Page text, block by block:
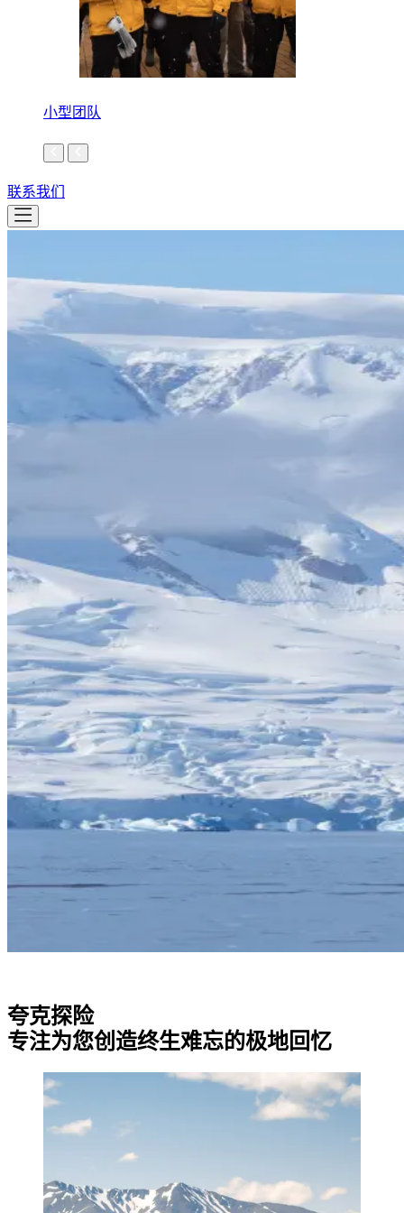
小型团队
联系我们
夸克探险
专注为您创造终生难忘的极地回忆